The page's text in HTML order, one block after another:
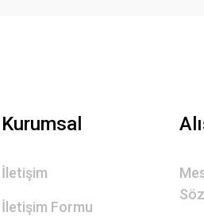
Kurumsal
İletişim
İletişim Formu